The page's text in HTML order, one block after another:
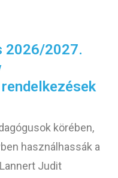
2026/2027.
körében,
használhassák a
Judit